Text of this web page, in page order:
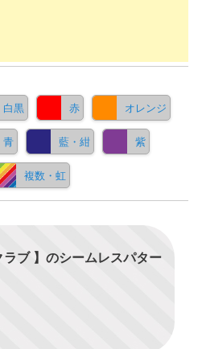
白黒 赤 オレンジ
青 藍・紺 紫
複数・虹
ラブ 】のシームレスパター